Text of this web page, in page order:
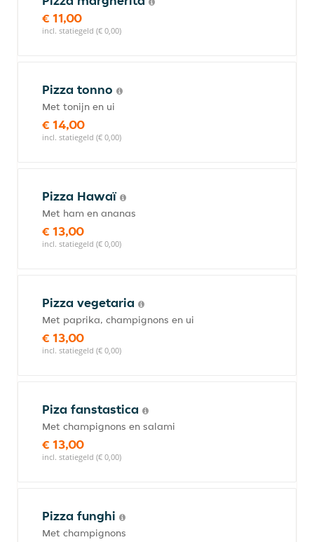
€ 11,00
incl. statiegeld (€ 0,00)
Pizza tonno
Met tonijn en ui
€ 14,00
incl. statiegeld (€ 0,00)
Pizza Hawaï
Met ham en ananas
€ 13,00
incl. statiegeld (€ 0,00)
Pizza vegetaria
Met paprika, champignons en ui
€ 13,00
incl. statiegeld (€ 0,00)
Piza fanstastica
Met champignons en salami
€ 13,00
incl. statiegeld (€ 0,00)
Pizza funghi
Met champignons